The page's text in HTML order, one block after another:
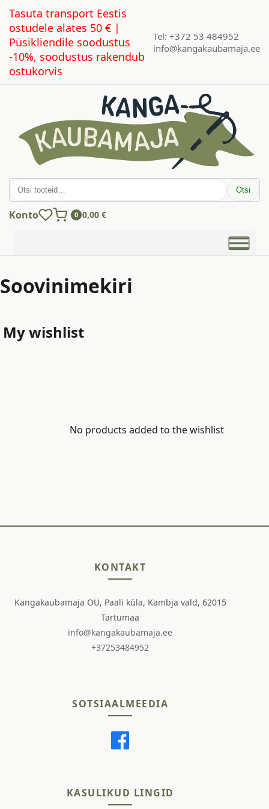
Tasuta transport Eestis
ostudele alates 50 € |
Püsikliendile soodustus
-10%, soodustus rakendub
ostukorvis
Tel: +372 53 484952
info@kangakaubamaja.ee
Otsi: Otsi
Konto 0 0,00 €
Soovinimekiri
My wishlist
No products added to the wishlist
KONTAKT
Kangakaubamaja OÜ, Paali küla, Kambja vald, 62015
Tartumaa
info@kangakaubamaja.ee
+37253484952
SOTSIAALMEEDIA
KASULIKUD LINGID